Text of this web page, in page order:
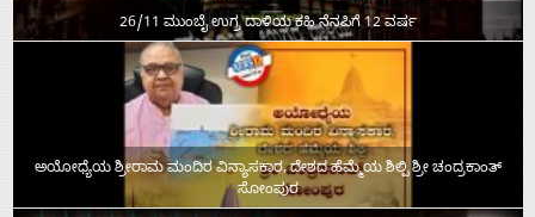
26/11 ಮುಂಬೈ ಉಗ್ರ ದಾಳಿಯ ಕಹಿ ನೆನಪಿಗೆ 12 ವರ್ಷ
ಅಯೋಧ್ಯೆಯ ಶ್ರೀರಾಮ ಮಂದಿರ ವಿನ್ಯಾಸಕಾರ, ದೇಶದ ಹೆಮ್ಮೆಯ ಶಿಲ್ಪಿ ಶ್ರೀ ಚಂದ್ರಕಾಂತ್‌
ಸೋಂಪುರ